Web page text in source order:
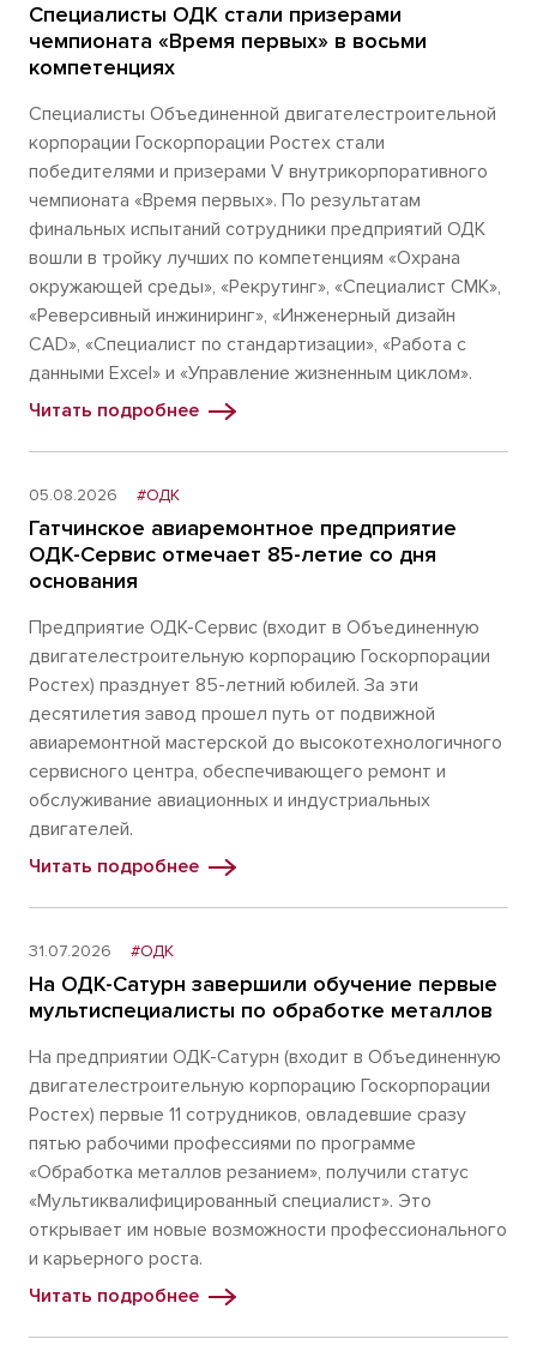
Специалисты ОДК стали призерами
чемпионата «Время первых» в восьми
компетенциях
Специалисты Объединенной двигателестроительной
корпорации Госкорпорации Ростех стали
победителями и призерами V внутрикорпоративного
чемпионата «Время первых». По результатам
финальных испытаний сотрудники предприятий ОДК
вошли в тройку лучших по компетенциям «Охрана
окружающей среды», «Рекрутинг», «Специалист СМК»,
«Реверсивный инжиниринг», «Инженерный дизайн
CAD», «Специалист по стандартизации», «Работа с
данными Excel» и «Управление жизненным циклом».
Читать подробнее
05.08.2026 #ОДК
Гатчинское авиаремонтное предприятие
ОДК-Сервис отмечает 85-летие со дня
основания
Предприятие ОДК-Сервис (входит в Объединенную
двигателестроительную корпорацию Госкорпорации
Ростех) празднует 85-летний юбилей. За эти
десятилетия завод прошел путь от подвижной
авиаремонтной мастерской до высокотехнологичного
сервисного центра, обеспечивающего ремонт и
обслуживание авиационных и индустриальных
двигателей.
Читать подробнее
31.07.2026 #ОДК
На ОДК-Сатурн завершили обучение первые
мультиспециалисты по обработке металлов
На предприятии ОДК-Сатурн (входит в Объединенную
двигателестроительную корпорацию Госкорпорации
Ростех) первые 11 сотрудников, овладевшие сразу
пятью рабочими профессиями по программе
«Обработка металлов резанием», получили статус
«Мультиквалифицированный специалист». Это
открывает им новые возможности профессионального
и карьерного роста.
Читать подробнее